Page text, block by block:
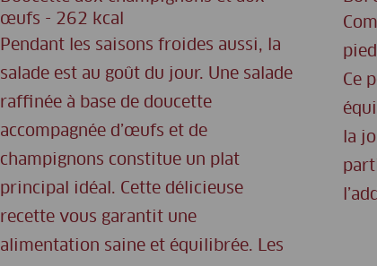
œufs - 262 kcal
Pendant les saisons froides aussi, la
salade est au goût du jour. Une salade
raffinée à base de doucette
accompagnée d’œufs et de
champignons constitue un plat
principal idéal. Cette délicieuse
recette vous garantit une
alimentation saine et équilibrée. Les
Ce
la